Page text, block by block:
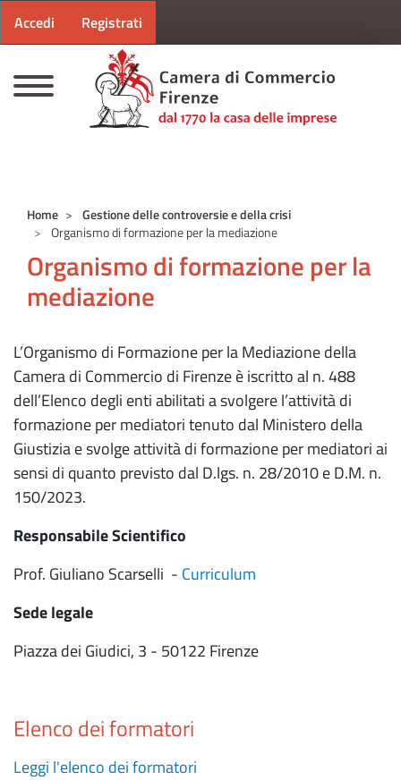
Menu profilo utente
Accedi Registrati
Home
Gestione delle controversie e della crisi
Organismo di formazione per la mediazione
Organismo di formazione per la
mediazione
L’Organismo di Formazione per la Mediazione della
Camera di Commercio di Firenze è iscritto al n. 488
dell’Elenco degli enti abilitati a svolgere l’attività di
formazione per mediatori tenuto dal Ministero della
Giustizia e svolge attività di formazione per mediatori ai
sensi di quanto previsto dal D.lgs. n. 28/2010 e D.M. n.
150/2023.
Responsabile Scientifico
Prof. Giuliano Scarselli - Curriculum
Sede legale
Piazza dei Giudici, 3 - 50122 Firenze
Elenco dei formatori
Leggi l'elenco dei formatori